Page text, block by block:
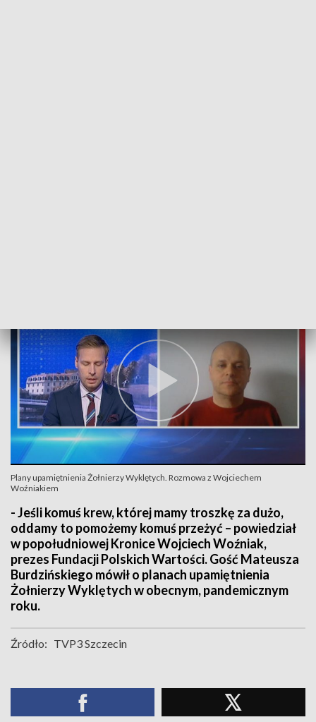
Plany upamiętnienia Żołnierzy Wyklętych. Rozmowa z Wojciechem
Woźniakiem
- Jeśli komuś krew, której mamy troszkę za dużo,
oddamy to pomożemy komuś przeżyć – powiedział
w popołudniowej Kronice Wojciech Woźniak,
prezes Fundacji Polskich Wartości. Gość Mateusza
Burdzińskiego mówił o planach upamiętnienia
Żołnierzy Wyklętych w obecnym, pandemicznym
roku.
Źródło: TVP3 Szczecin